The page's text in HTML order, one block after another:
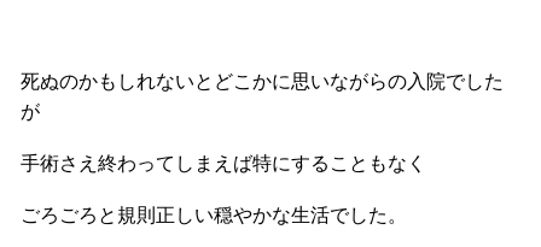
死ぬのかもしれないとどこかに思いながらの入院でした
が
手術さえ終わってしまえば特にすることもなく
ごろごろと規則正しい穏やかな生活でした。